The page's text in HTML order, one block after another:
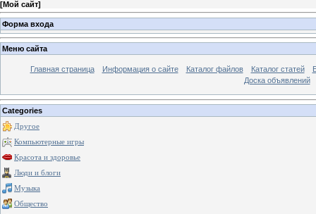
[Мой сайт]
Форма входа
Меню сайта
Главная страница Информация о сайте Каталог файлов Каталог статей
Доска объявлений
Categories
Другое
Компьютерные игры
Красота и здоровье
Люди и блоги
Музыка
Общество